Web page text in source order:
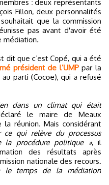
: deux représentants
Fillon, deux personnalités
que la commission
pas avant d'avoir été
médiation.
dit que c’est Copé, qui a été
président de l’UMPpar la
parti (Cocoe), qui a refusé
dans un climat qui était
le maire de Meaux
réunion. Mais considérant
ce qui relève du processus
procédure politique », il
des résultats après
nationale des recours.
le temps de la médiation